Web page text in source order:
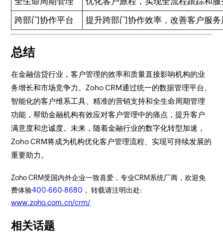
跨部门协作平台
提升跨部门协作效率，改善客户服
总结
在金融信贷行业，客户管理的效率和质量直接影响机构的业
务增长和市场竞争力。Zoho CRM通过统一的数据管理平台、
智能化的客户维系工具、精准的营销支持和全生命周期管理
功能，帮助金融机构有效应对客户管理中的痛点，提升客户
满意度和忠诚度。未来，随着金融行业的数字化转型加速，
Zoho CRM将成为机构优化客户管理流程、实现可持续发展的
重要助力。
Zoho CRM受国内外企业一致喜爱，专业CRM系统厂商，欢迎免
费体验400-660-8680 ， 转载请注明出处:
www.zoho.com.cn/crm/
相关话题